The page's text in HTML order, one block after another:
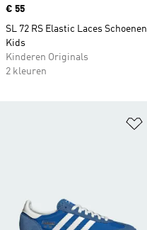
Price
€ 55
SL 72 RS Elastic Laces Schoenen
Kids
Kinderen Originals
2 kleuren